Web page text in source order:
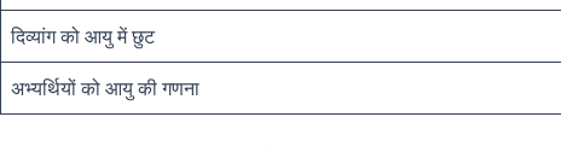
दिव्यांग को आयु में छुट
अभ्यर्थियों को आयु की गणना